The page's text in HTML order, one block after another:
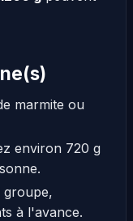
marmite ou
environ 720 g
groupe,
à l'avance.